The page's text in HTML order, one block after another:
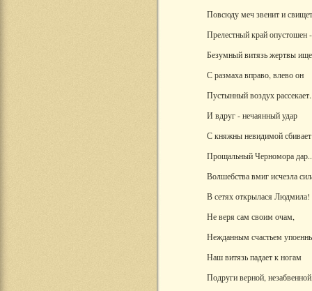
Повсюду меч звенит и
Прелестный край опустошен -
Безумный витязь жертвы
С размаха вправо, влево он
Пустынный воздух
И вдруг - нечаянный удар
С княжны невидимой сбивает
Прощальный Черномора
Волшебства вмиг исчезла
В сетях открылася Людмила!
Не веря сам своим очам,
Нежданным счастьем
Наш витязь падает к ногам
Подруги верной,